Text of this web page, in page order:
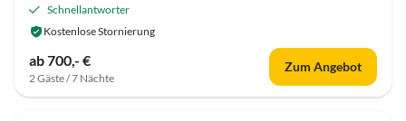
Schnellantworter
Kostenlose Stornierung
ab 700,- €
2 Gäste / 7 Nächte
Zum Angebot
5.0 (6)